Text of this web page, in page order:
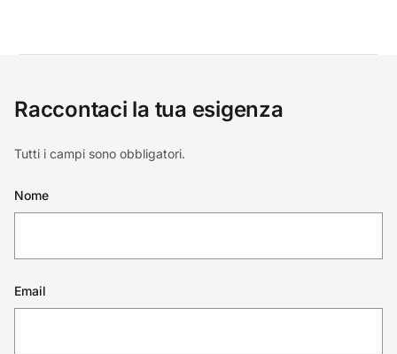
Raccontaci la tua esigenza
Tutti i campi sono obbligatori.
Nome
Email